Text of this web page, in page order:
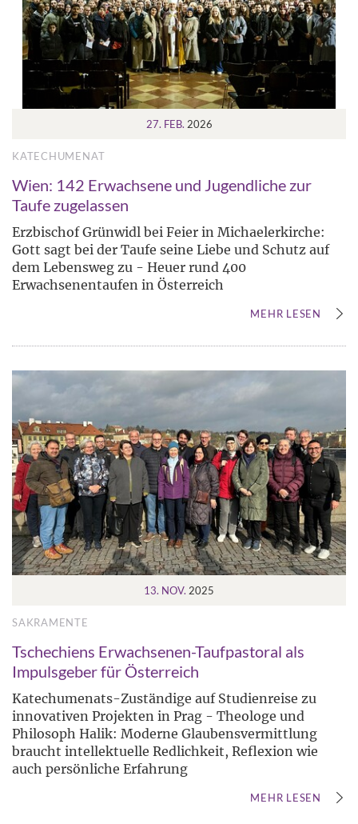
27. FEB. 2026
KATECHUMENAT
Wien: 142 Erwachsene und Jugendliche zur
Taufe zugelassen
Erzbischof Grünwidl bei Feier in Michaelerkirche:
Gott sagt bei der Taufe seine Liebe und Schutz auf
dem Lebensweg zu - Heuer rund 400
Erwachsenentaufen in Österreich
MEHR LESEN
13. NOV. 2025
SAKRAMENTE
Tschechiens Erwachsenen-Taufpastoral als
Impulsgeber für Österreich
Katechumenats-Zuständige auf Studienreise zu
innovativen Projekten in Prag - Theologe und
Philosoph Halik: Moderne Glaubensvermittlung
braucht intellektuelle Redlichkeit, Reflexion wie
auch persönliche Erfahrung
MEHR LESEN